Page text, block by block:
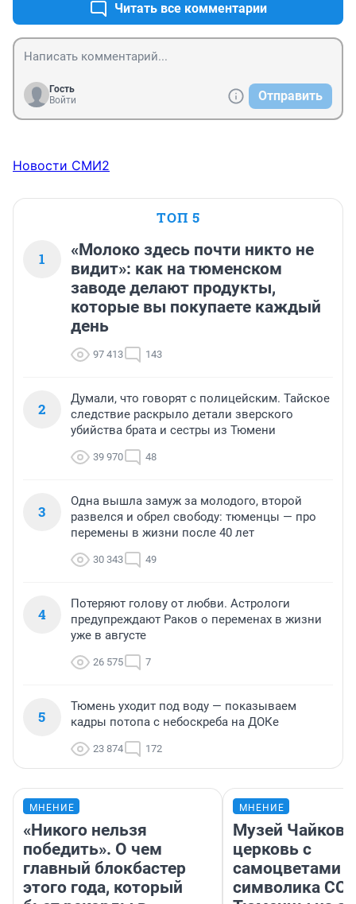
Читать все комментарии
Гость
Войти
Отправить
Новости СМИ2
ТОП 5
1
«Молоко здесь почти никто не
видит»: как на тюменском
заводе делают продукты,
которые вы покупаете каждый
день
97 413 143
2
Думали, что говорят с полицейским. Тайское
следствие раскрыло детали зверского
убийства брата и сестры из Тюмени
39 970 48
3
Одна вышла замуж за молодого, второй
развелся и обрел свободу: тюменцы — про
перемены в жизни после 40 лет
30 343 49
4
Потеряют голову от любви. Астрологи
предупреждают Раков о переменах в жизни
уже в августе
26 575 7
5
Тюмень уходит под воду — показываем
кадры потопа с небоскреба на ДОКе
23 874 172
МНЕНИЕ
«Никого нельзя
победить». О чем
главный блокбастер
этого года, который
МНЕНИЕ
Музей
церковь с
самоцветами
символика